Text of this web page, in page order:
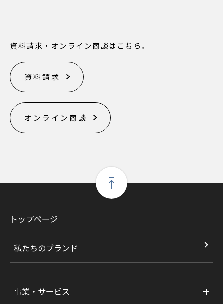
資料請求・オンライン商談はこちら。
資料請求
オンライン商談
トップページ
私たちのブランド
事業・サービス